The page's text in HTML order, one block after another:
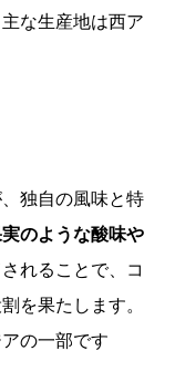
な生産地は西ア
独自の風味と特
のような酸味や
れることで、コ
を果たします。
の一部です